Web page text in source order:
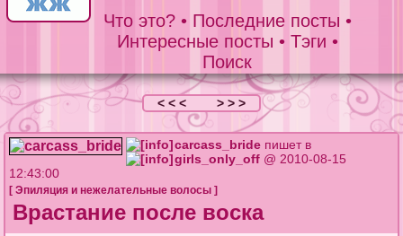
Что это?• Последние посты •
Интересные посты • Тэги •
Поиск
< < < > > >
carcass_bride пишет в
girls_only_off @ 2010-08-15
12:43:00
[Эпиляция и нежелательные волосы ]
Врастание после воска